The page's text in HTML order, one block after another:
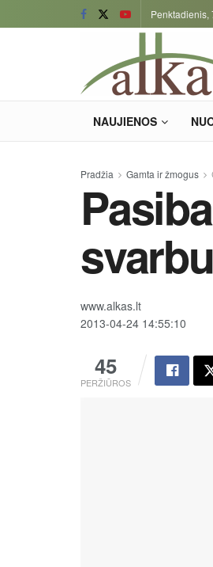
Penktadienis,
NAUJIENOS
Pradžia Gamta ir žmogus
www.alkas.lt
2013-04-24 14:55:10
45
PERŽIŪROS